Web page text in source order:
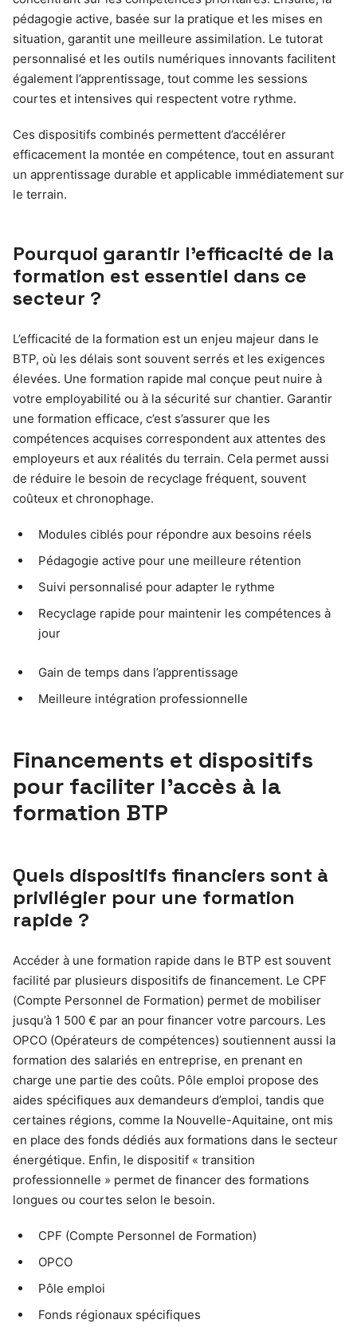
pédagogie active, basée sur la pratique et les mises en
situation, garantit une meilleure assimilation. Le tutorat
personnalisé et les outils numériques innovants facilitent
également l’apprentissage, tout comme les sessions
courtes et intensives qui respectent votre rythme.
Ces dispositifs combinés permettent d’accélérer
efficacement la montée en compétence, tout en assurant
un apprentissage durable et applicable immédiatement sur
le terrain.
Pourquoi garantir l’efficacité de la
formation est essentiel dans ce
secteur ?
L’efficacité de la formation est un enjeu majeur dans le
BTP, où les délais sont souvent serrés et les exigences
élevées. Une formation rapide mal conçue peut nuire à
votre employabilité ou à la sécurité sur chantier. Garantir
une formation efficace, c’est s’assurer que les
compétences acquises correspondent aux attentes des
employeurs et aux réalités du terrain. Cela permet aussi
de réduire le besoin de recyclage fréquent, souvent
coûteux et chronophage.
Modules ciblés pour répondre aux besoins réels
Pédagogie active pour une meilleure rétention
Suivi personnalisé pour adapter le rythme
Recyclage rapide pour maintenir les compétences à
jour
Gain de temps dans l’apprentissage
Meilleure intégration professionnelle
Financements et dispositifs
pour faciliter l’accès à la
formation BTP
Quels dispositifs financiers sont à
privilégier pour une formation
rapide ?
Accéder à une formation rapide dans le BTP est souvent
facilité par plusieurs dispositifs de financement. Le CPF
(Compte Personnel de Formation) permet de mobiliser
jusqu’à 1 500 € par an pour financer votre parcours. Les
OPCO (Opérateurs de compétences) soutiennent aussi la
formation des salariés en entreprise, en prenant en
charge une partie des coûts. Pôle emploi propose des
aides spécifiques aux demandeurs d’emploi, tandis que
certaines régions, comme la Nouvelle-Aquitaine, ont mis
en place des fonds dédiés aux formations dans le secteur
énergétique. Enfin, le dispositif « transition
professionnelle » permet de financer des formations
longues ou courtes selon le besoin.
CPF (Compte Personnel de Formation)
OPCO
Pôle emploi
Fonds régionaux spécifiques